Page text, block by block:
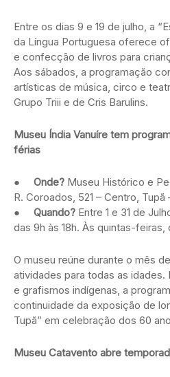
Entre os dias 9 e 19 de julho, a
da Língua Portuguesa oferece
e confecção de livros para
Aos sábados, a programação
artísticas de música, circo e
Grupo Triii e de Cris Barulins.
Museu Índia Vanuíre tem
férias
● Onde? Museu Histórico e
R. Coroados, 521 – Centro, Tupã
● Quando? Entre 1 e 31 de
das 9h às 18h. Às quintas-feiras,
O museu reúne durante o mês
atividades para todas as idades.
e grafismos indígenas, a
continuidade da exposição de
Tupã” em celebração dos 60
Museu Catavento abre